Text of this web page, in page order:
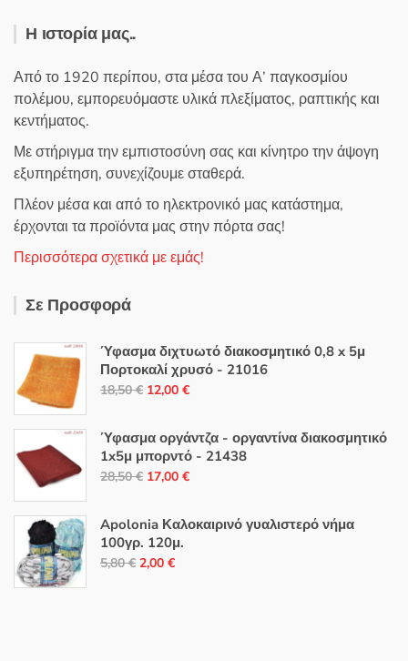
Η ιστορία μας..
Από το 1920 περίπου, στα μέσα του Α’ παγκοσμίου
πολέμου, εμπορευόμαστε υλικά πλεξίματος, ραπτικής και
κεντήματος.
Με στήριγμα την εμπιστοσύνη σας και κίνητρο την άψογη
εξυπηρέτηση, συνεχίζουμε σταθερά.
Πλέον μέσα και από το ηλεκτρονικό μας κατάστημα,
έρχονται τα προϊόντα μας στην πόρτα σας!
Περισσότερα σχετικά με εμάς!
Σε Προσφορά
Ύφασμα διχτυωτό διακοσμητικό 0,8 x 5μ
Πορτοκαλί χρυσό - 21016
18,50€ Original
was:
18,50 €.
12,00 €Η
τιμή
είναι:
12,00 €.
Ύφασμα οργάντζα - οργαντίνα διακοσμητικό
1x5μ μπορντό - 21438
28,50€ Original
was:
28,50 €.
17,00 €Η
τιμή
Apolonia Καλοκαιρινό γυαλιστερό νήμα
100γρ. 120μ.
5,80€ Original
2,00 €Η